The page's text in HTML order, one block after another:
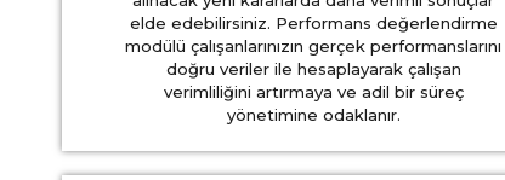
elde edebilirsiniz. Performans değerlendirme
modülü çalışanlarınızın gerçek performanslarını
doğru veriler ile hesaplayarak çalışan
verimliliğini artırmaya ve adil bir süreç
yönetimine odaklanır.